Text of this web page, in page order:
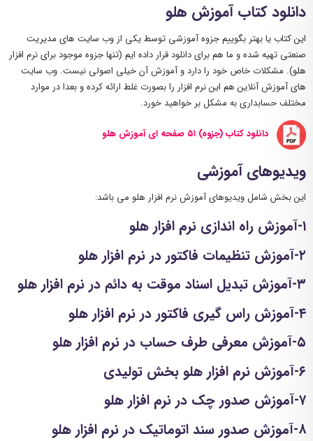
دانلود کتاب آموزش هلو
این کتاب یا بهتر بگوییم جزوه آموزشی توسط یکی از وب سایت های مدیریت
صنعتی تهیه شده و ما هم برای دانلود قرار داده ایم (تنها جزوه موجود برای نرم افزار
هلو). مشکلات خاص خود را دارد و آموزش آن خیلی اصولی نیست. وب سایت
های آموزش آنلاین هم این نرم افزار را بصورت غلط ارائه کرده و بعدا در موارد
مختلف حسابداری به مشکل بر خواهید خورد.
دانلود کتاب (جزوه) ۵۱ صفحه ای آموزش هلو
ویدیوهای آموزشی
این بخش شامل ویدیوهای آموزش نرم افزار هلو می باشد:
۱-آموزش راه اندازی نرم افزار هلو
۲-آموزش تنظیمات فاکتور در نرم افزار هلو
۳-آموزش تبدیل اسناد موقت به دائم در نرم افزار هلو
۴-آموزش راس گیری فاکتور در نرم افزار هلو
۵-آموزش معرفی طرف حساب در نرم افزار هلو
۶-آموزش نرم افزار هلو بخش تولیدی
۷-آموزش صدور چک در نرم افزار هلو
۸-آموزش صدور سند اتوماتیک در نرم افزار هلو